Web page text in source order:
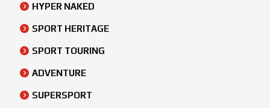
HYPER NAKED
SPORT HERITAGE
SPORT TOURING
ADVENTURE
SUPERSPORT